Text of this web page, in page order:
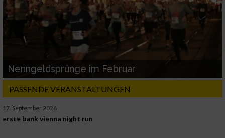
Nenngeldsprünge im Februar
PASSENDE VERANSTALTUNGEN
17. September 2026
erste bank vienna night run